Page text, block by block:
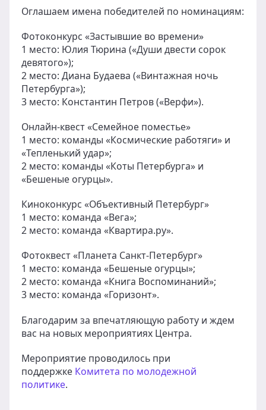
Оглашаем имена победителей по номинациям:
Фотоконкурс «Застывшие во времени»
1 место: Юлия Тюрина («Души двести сорок
девятого»);
2 место: Диана Будаева («Винтажная ночь
Петербурга»);
3 место: Константин Петров («Верфи»).
Онлайн-квест «Семейное поместье»
1 место: команды «Космические работяги» и
«Тепленький удар»;
2 место: команды «Коты Петербурга» и
«Бешеные огурцы».
Киноконкурс «Объективный Петербург»
1 место: команда «Вега»;
2 место: команда «Квартира.ру».
Фотоквест «Планета Санкт-Петербург»
1 место: команда «Бешеные огурцы»;
2 место: команда «Книга Воспоминаний»;
3 место: команда «Горизонт».
Благодарим за впечатляющую работу и ждем
вас на новых мероприятиях Центра.
Мероприятие проводилось при
поддержке Комитета по молодежной
политике.